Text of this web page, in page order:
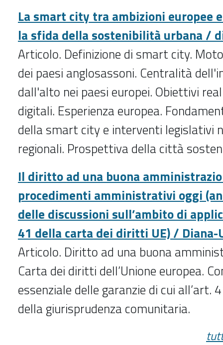
La smart city tra ambizioni europee
la sfida della sostenibilità urbana /
Articolo. Definizione di smart city.
dei paesi anglosassoni. Centralità
dall'alto nei paesi europei. Obiettivi
digitali. Esperienza europea.
della smart city e interventi legislativi
regionali. Prospettiva della città
Il diritto ad una buona
procedimenti amministrativi oggi
delle discussioni sull’ambito di
41 della carta dei diritti UE) / Diana-
Articolo. Diritto ad una buona
Carta dei diritti dell’Unione europea.
essenziale delle garanzie di cui all’art.
della giurisprudenza comunitaria.